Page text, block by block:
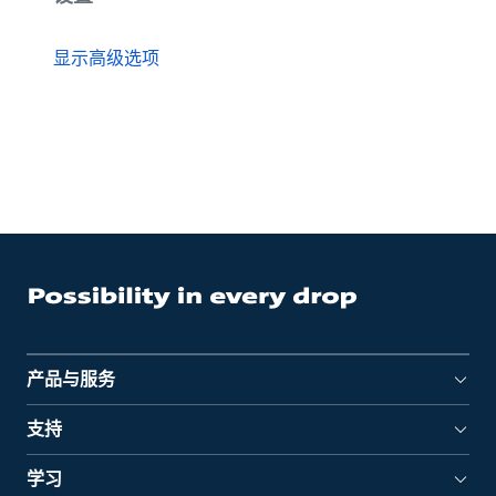
显示高级选项
产品与服务
支持
学习